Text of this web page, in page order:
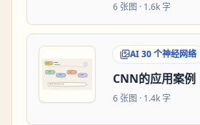
6 张图 · 1.6k 字
AI 30 个神经网络
CNN的应用案例
6 张图 · 1.4k 字